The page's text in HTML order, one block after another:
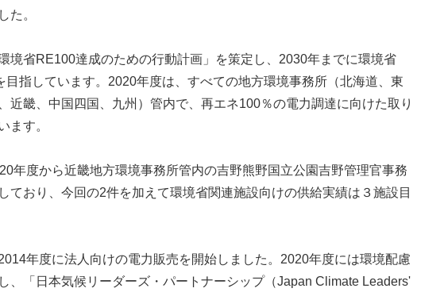
た。
境省RE100達成のための行動計画」を策定し、2030年までに環境省
指しています。2020年度は、すべての地方環境事務所（北海道、東
近畿、中国四国、九州）管内で、再エネ100％の電力調達に向けた取り
ます。
年度から近畿地方環境事務所管内の吉野熊野国立公園吉野管理官事務
ており、今回の2件を加えて環境省関連施設向けの供給実績は３施設目
年度に法人向けの電力販売を開始しました。2020年度には環境配慮
、「日本気候リーダーズ・パートナーシップ（Japan Climate Leaders'